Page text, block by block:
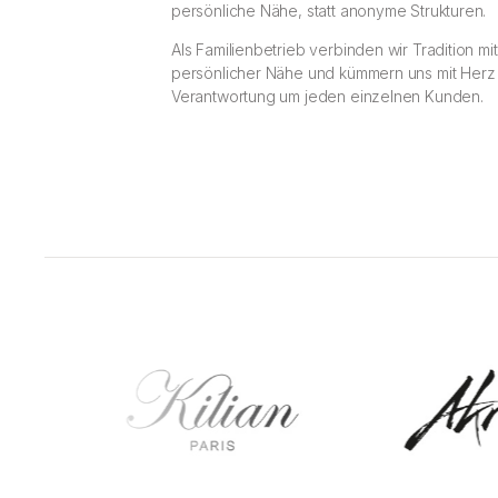
persönliche Nähe, statt anonyme Strukturen.
Als Familienbetrieb verbinden wir Tradition mit
persönlicher Nähe und kümmern uns mit
Verantwortung um jeden einzelnen Kunden.